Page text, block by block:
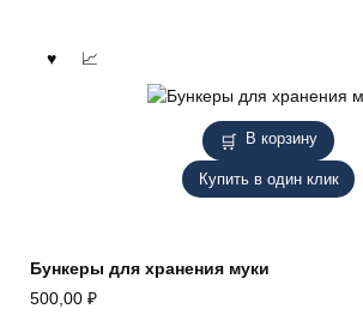
В корзину
Купить в один клик
Бункеры для хранения муки
500,00 ₽